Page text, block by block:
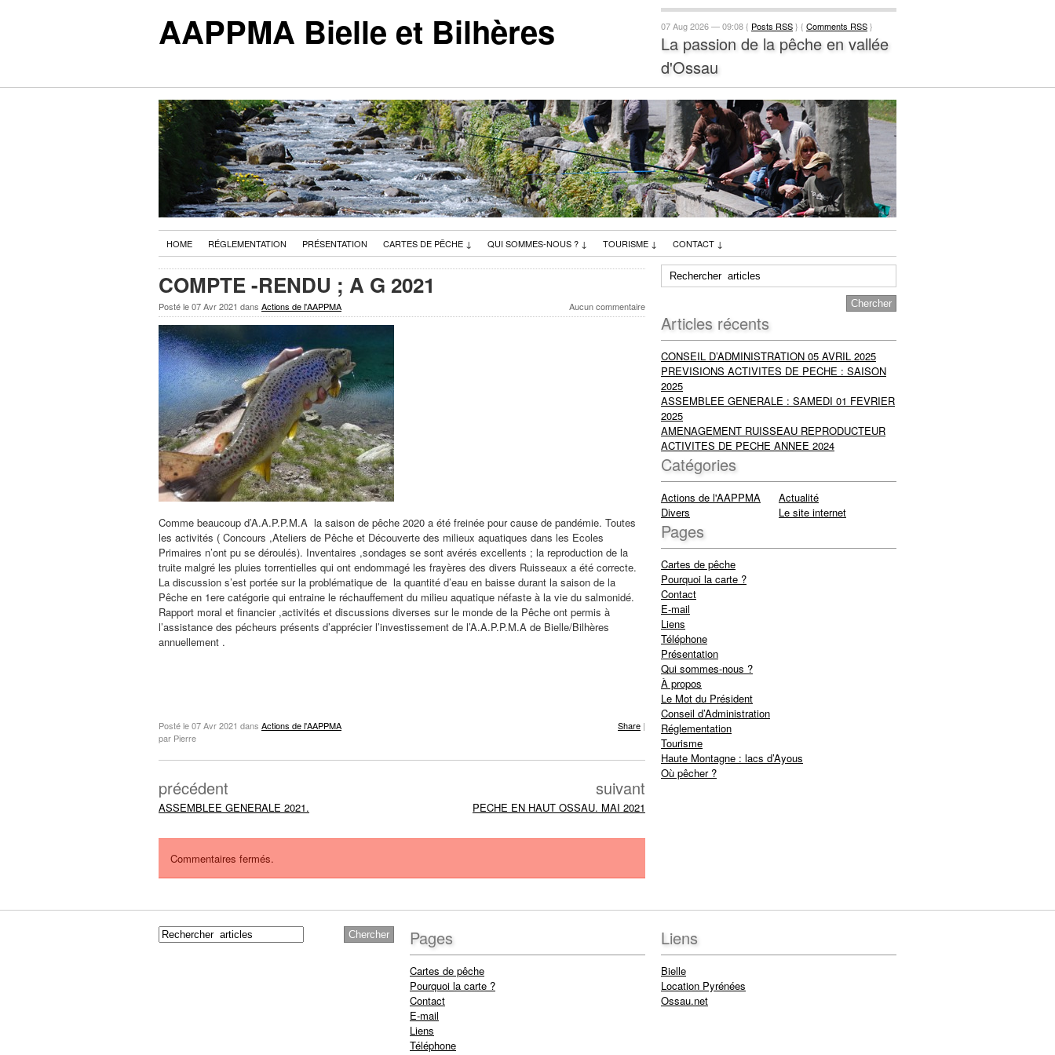
AAPPMA Bielle et Bilhères 07 Aug 2026 — 09:08 { Posts RSS} { Comments RSS}
La passion de la pêche en vallée
d'Ossau
HOME RÉGLEMENTATION PRÉSENTATION CARTES DE PÊCHE ↓ QUI SOMMES-NOUS ? ↓ TOURISME ↓ CONTACT ↓
COMPTE -RENDU ; A G 2021
Aucun commentaire
Posté le07 Avr 2021 dans Actions de l'AAPPMA
Comme beaucoup d’A.A.P.P.M.A la saison de pêche 2020 a été freinée pour cause de pandémie. Toutes
les activités ( Concours ,Ateliers de Pêche et Découverte des milieux aquatiques dans les Ecoles
Primaires n’ont pu se déroulés). Inventaires ,sondages se sont avérés excellents ; la reproduction de la
truite malgré les pluies torrentielles qui ont endommagé les frayères des divers Ruisseaux a été correcte.
La discussion s’est portée sur la problématique de la quantité d’eau en baisse durant la saison de la
Pêche en 1ere catégorie qui entraine le réchauffement du milieu aquatique néfaste à la vie du salmonidé.
Rapport moral et financier ,activités et discussions diverses sur le monde de la Pêche ont permis à
l’assistance des pécheurs présents d’apprécier l’investissement de l’A.A.P.P.M.A de Bielle/Bilhères
annuellement .
Share |
Posté le07 Avr 2021 dans Actions de l'AAPPMA
par Pierre
précédent
ASSEMBLEE GENERALE 2021.
suivant
PECHE EN HAUT OSSAU. MAI 2021
Commentaires fermés.
Articles récents
CONSEIL D’ADMINISTRATION 05 AVRIL 2025
PREVISIONS ACTIVITES DE PECHE : SAISON
2025
ASSEMBLEE GENERALE : SAMEDI 01 FEVRIER
2025
AMENAGEMENT RUISSEAU REPRODUCTEUR
ACTIVITES DE PECHE ANNEE 2024
Catégories
Actions de l'AAPPMA
Actualité
Divers
Le site internet
Pages
Cartes de pêche
Pourquoi la carte ?
Contact
E-mail
Liens
Téléphone
Présentation
Qui sommes-nous ?
À propos
Le Mot du Président
Conseil d’Administration
Réglementation
Tourisme
Haute Montagne : lacs d’Ayous
Où pêcher ?
Pages
Cartes de pêche
Pourquoi la carte ?
Contact
E-mail
Liens
Téléphone
Liens
Bielle
Location Pyrénées
Ossau.net